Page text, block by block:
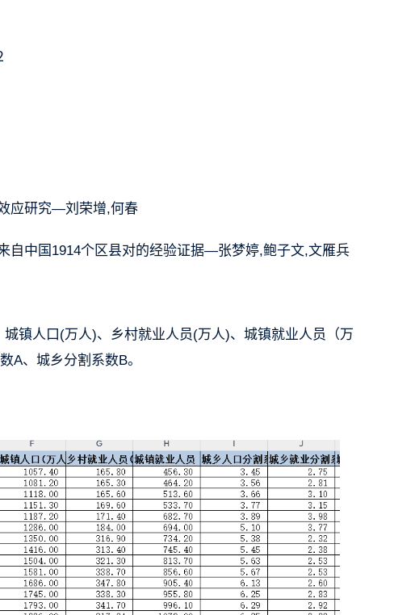
应研究—刘荣增,何春
中国1914个区县对的经验证据—张梦婷,鲍子文,文雁兵
镇人口(万人)、乡村就业人员(万人)、城镇就业人员（万
A、城乡分割系数B。